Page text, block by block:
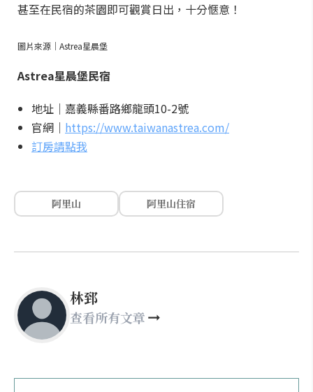
甚至在民宿的茶園即可觀賞日出，十分愜意！
圖片來源｜Astrea星晨堡
Astrea星晨堡民宿
地址｜嘉義縣番路鄉龍頭10-2號
官網｜ https://www.taiwanastrea.com/
訂房請點我
阿里山 阿里山住宿
林郅
查看所有文章